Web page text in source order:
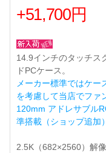
+51,700円
14.9インチのタッチス
ドPCケース。
メーカー標準ではケー
を考慮して当店でファ
120mm アドレサブル
準搭載（ショップ追加）
2.5K（682×2560）解